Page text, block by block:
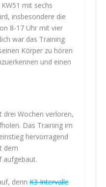
mit sechs
insbesondere die
8-17 Uhr mit vier
war das Training
Körper zu hören
und einen
drei Wochen verloren,
Das Training im
hervorragend
dem
aufgebaut.
dennK3 Intervalle